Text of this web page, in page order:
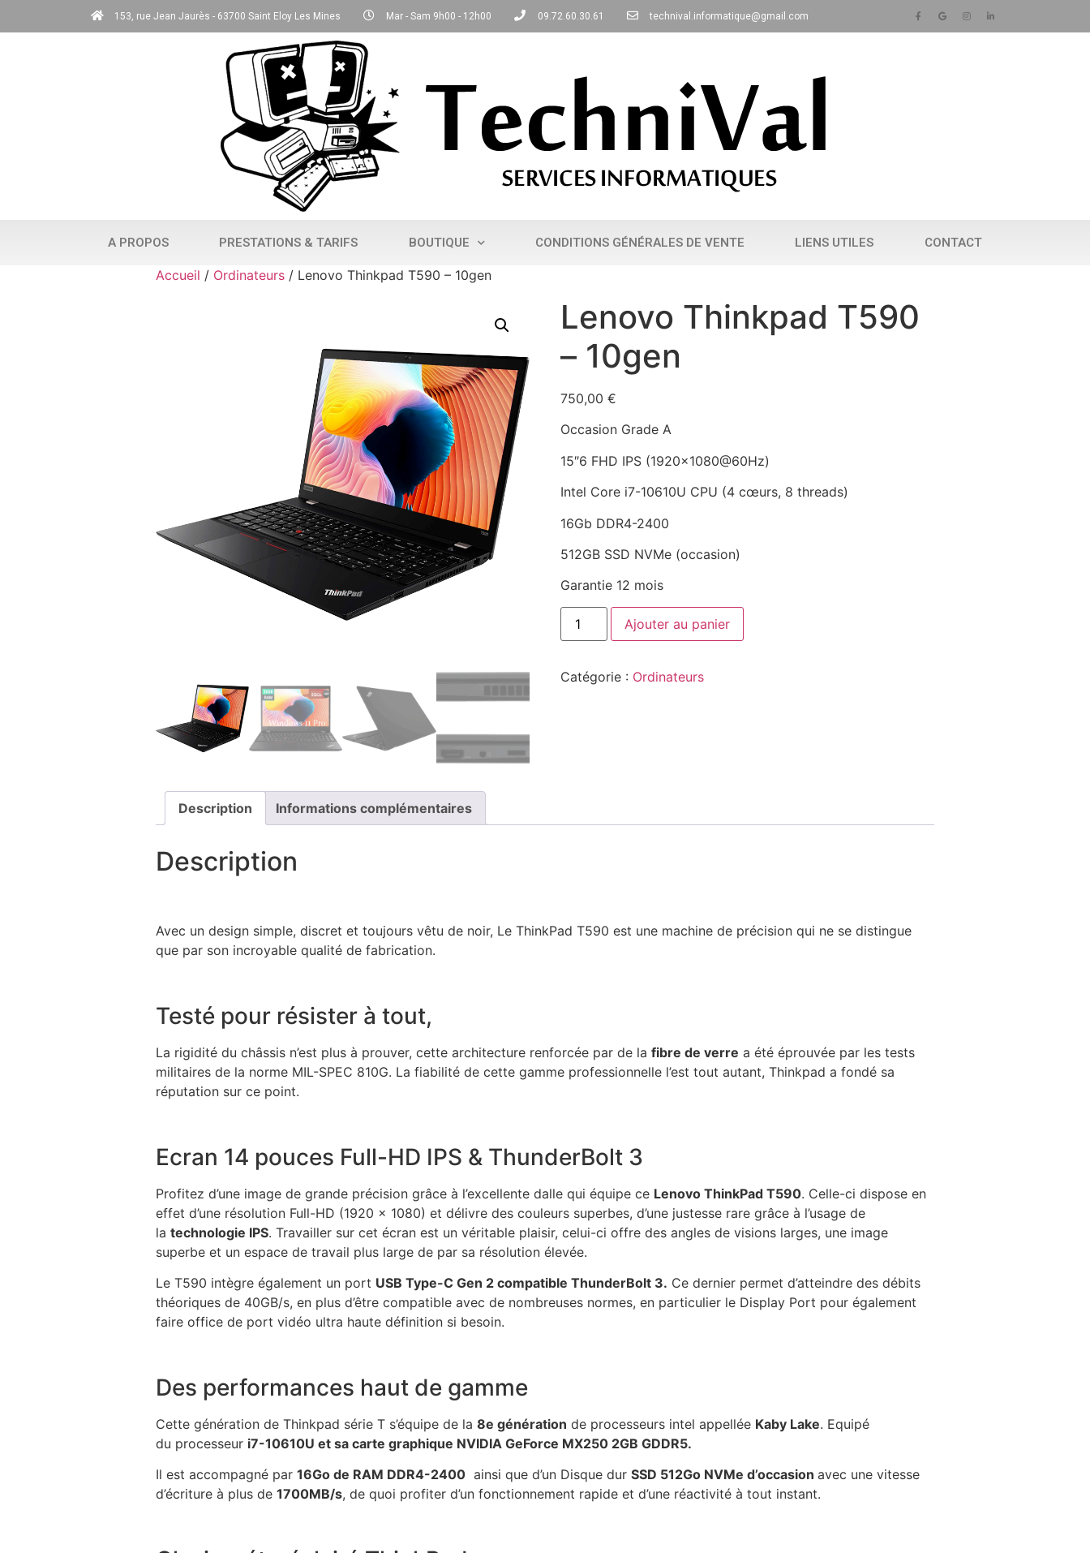
153, rue Jean Jaurès - 63700 Saint Eloy Les Mines Mar - Sam 9h00 - 12h00 09.72.60.30.61 technival.informatique@gmail.com
A PROPOS PRESTATIONS & TARIFS BOUTIQUE CONDITIONS GÉNÉRALES DE VENTE LIENS UTILES CONTACT
Accueil / Ordinateurs / Lenovo Thinkpad T590 – 10gen
Lenovo Thinkpad T590
– 10gen
750,00€
Occasion Grade A
15″6 FHD IPS (1920×1080@60Hz)
Intel Core i7-10610U CPU (4 cœurs, 8 threads)
16Gb DDR4-2400
512GB SSD NVMe (occasion)
Garantie 12 mois
Ajouter au panier
Catégorie : Ordinateurs
Description Informations complémentaires
Description
Avec un design simple, discret et toujours vêtu de noir, Le ThinkPad T590 est une machine de précision qui ne se distingue
que par son incroyable qualité de fabrication.
Testé pour résister à tout,
La rigidité du châssis n’est plus à prouver, cette architecture renforcée par de la fibre de verre a été éprouvée par les tests
militaires de la norme MIL-SPEC 810G. La fiabilité de cette gamme professionnelle l’est tout autant, Thinkpad a fondé sa
réputation sur ce point.
Ecran 14 pouces Full-HD IPS & ThunderBolt 3
Profitez d’une image de grande précision grâce à l’excellente dalle qui équipe ce Lenovo ThinkPad T590. Celle-ci dispose en
effet d’une résolution Full-HD (1920 x 1080) et délivre des couleurs superbes, d’une justesse rare grâce à l’usage de
la technologie IPS. Travailler sur cet écran est un véritable plaisir, celui-ci offre des angles de visions larges, une image
superbe et un espace de travail plus large de par sa résolution élevée.
Le T590 intègre également un port USB Type-C Gen 2 compatible ThunderBolt 3. Ce dernier permet d’atteindre des débits
théoriques de 40GB/s, en plus d’être compatible avec de nombreuses normes, en particulier le Display Port pour également
faire office de port vidéo ultra haute définition si besoin.
Des performances haut de gamme
Cette génération de Thinkpad série T s’équipe de la 8e génération de processeurs intel appellée Kaby Lake. Equipé
du processeur i7-10610U et sa carte graphique NVIDIA GeForce MX250 2GB GDDR5.
Il est accompagné par 16Go de RAM DDR4-2400 ainsi que d’un Disque dur SSD 512Go NVMe d’occasion avec une vitesse
d’écriture à plus de 1700MB/s, de quoi profiter d’un fonctionnement rapide et d’une réactivité à tout instant.